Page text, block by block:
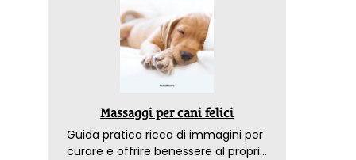
Massaggi per cani felici
Guida pratica ricca di immagini per
curare e offrire benessere al proprio